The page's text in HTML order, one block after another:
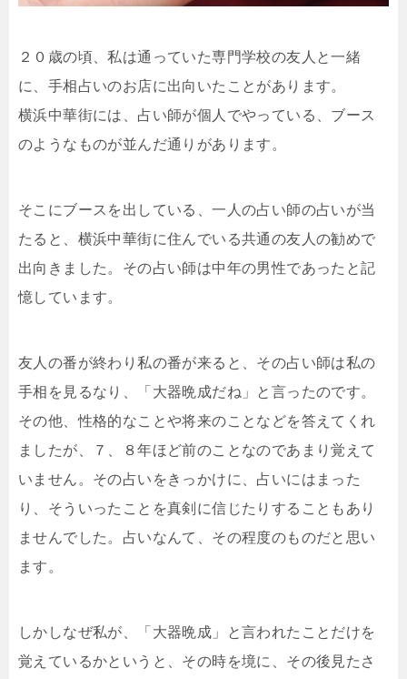
２０歳の頃、私は通っていた専門学校の友人と一緒
に、手相占いのお店に出向いたことがあります。
横浜中華街には、占い師が個人でやっている、ブース
のようなものが並んだ通りがあります。
そこにブースを出している、一人の占い師の占いが当
たると、横浜中華街に住んでいる共通の友人の勧めで
出向きました。その占い師は中年の男性であったと記
憶しています。
友人の番が終わり私の番が来ると、その占い師は私の
手相を見るなり、「大器晩成だね」と言ったのです。
その他、性格的なことや将来のことなどを答えてくれ
ましたが、７、８年ほど前のことなのであまり覚えて
いません。その占いをきっかけに、占いにはまった
り、そういったことを真剣に信じたりすることもあり
ませんでした。占いなんて、その程度のものだと思い
ます。
しかしなぜ私が、「大器晩成」と言われたことだけを
覚えているかというと、その時を境に、その後見たさ